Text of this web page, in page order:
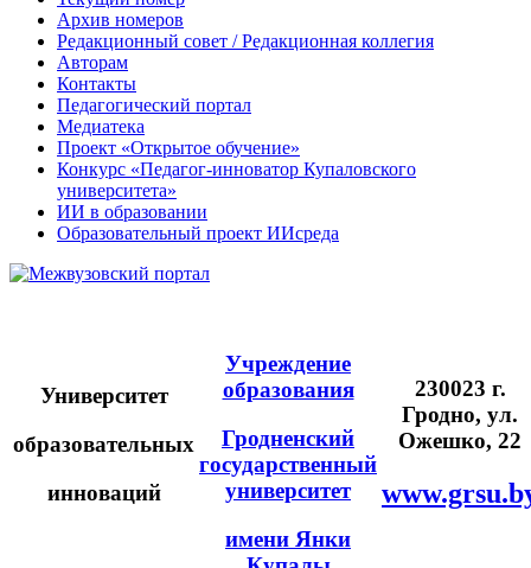
Архив номеров
Редакционный совет / Редакционная коллегия
Авторам
Контакты
Педагогический портал
Медиатека
Проект «Открытое обучение»
Конкурс «Педагог-инноватор Купаловского
университета»
ИИ в образовании
Образовательный проект ИИсреда
Университет
образовательных
инноваций
Учреждение
образования
Гродненский
государственный
университет
имени Янки
230023 г.
Гродно, ул.
Ожешко, 22